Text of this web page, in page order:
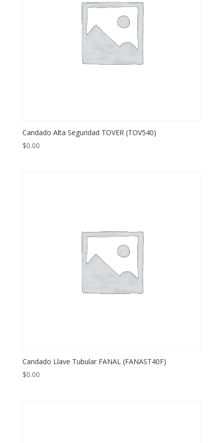
Candado Alta Seguridad TOVER (TOV540)
$0.00
Candado Llave Tubular FANAL (FANAST40F)
$0.00